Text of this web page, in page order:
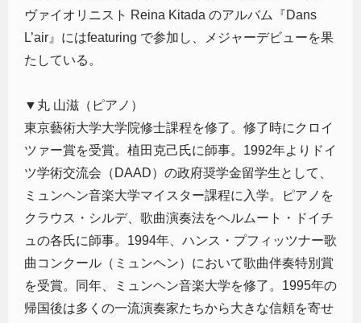
ヴァイオリニスト Reina Kitada のアルバム『Dans
L’air』にはfeaturing で参加し、メジャーデビューを果
たしている。
▼丸 山滋（ピアノ）
東京藝術大学大学院修士課程を修了。修了時にクロイ
ツァー賞を受賞。植田克己氏に師事。1992年よりドイ
ツ学術交流会（DAAD）の政府奨学金留学生として、
ミュンヘン音楽大学マイスター課程に入学。ピアノを
クラウス・シルデ、歌曲演奏法をヘルムート・ドイチ
ュの各氏に師事。1994年、ハンス・プフィッツナー歌
曲コンクール（ミュンヘン）において歌曲伴奏特別賞
を受賞。同年、ミュンヘン音楽大学を修了。1995年の
帰国後は多くの一流演奏家たちから大きな信頼を寄せ